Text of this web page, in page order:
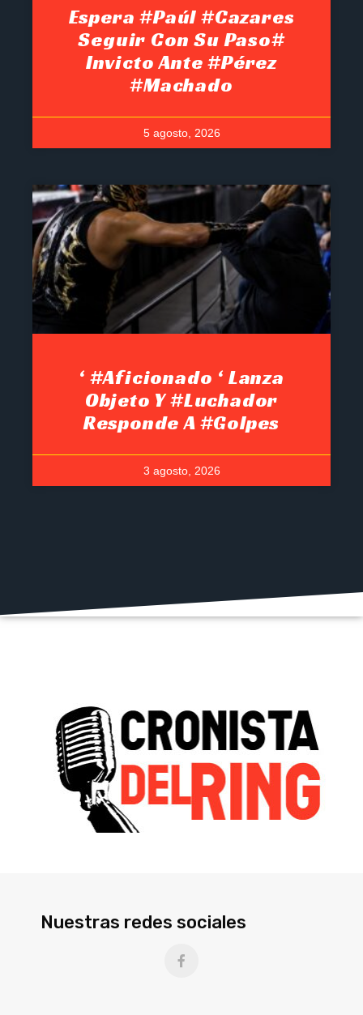
Espera #Paúl #Cazares
Seguir Con Su Paso#
Invicto Ante #Pérez
#Machado
5 agosto, 2026
‘ #Aficionado ‘ Lanza
Objeto Y #luchador
Responde A #golpes
3 agosto, 2026
Nuestras redes sociales